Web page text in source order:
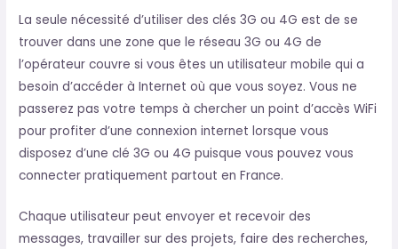
La seule nécessité d’utiliser des clés 3G ou 4G est de se
trouver dans une zone que le réseau 3G ou 4G de
l’opérateur couvre si vous êtes un utilisateur mobile qui a
besoin d’accéder à Internet où que vous soyez. Vous ne
passerez pas votre temps à chercher un point d’accès WiFi
pour profiter d’une connexion internet lorsque vous
disposez d’une clé 3G ou 4G puisque vous pouvez vous
connecter pratiquement partout en France.
Chaque utilisateur peut envoyer et recevoir des
messages, travailler sur des projets, faire des recherches,